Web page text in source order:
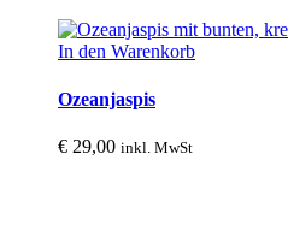
In den Warenkorb
Ozeanjaspis
€ 29,00 inkl. MwSt